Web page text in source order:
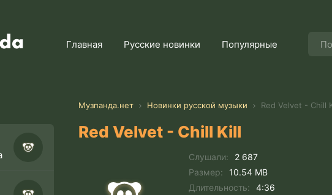
Главная Русские новинки Популярные
Музпанда.нет Новинки русской музыки Red Velvet - Chill
Red Velvet - Chill Kill
Слушали:
2 687
Размер:
10.54 MB
Длительность:
4:36